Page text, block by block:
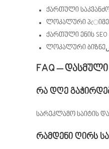
ქართული
ლოკალური
ქართული ენის
FAQ –
რა დღე
სარეკლამო საიტის
რამდენი ღირს